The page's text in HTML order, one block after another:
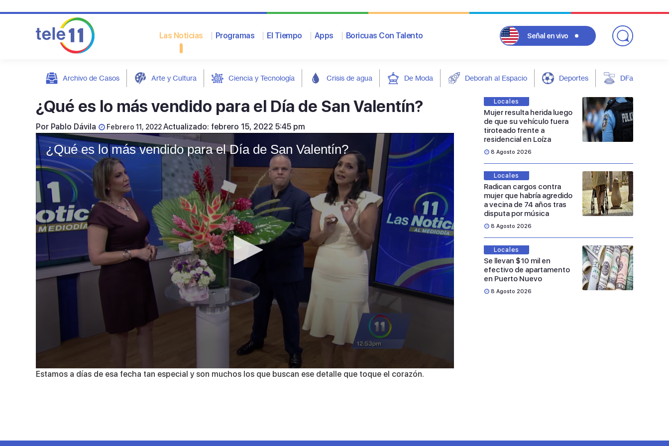
Las Noticias Programas El Tiempo Apps Boricuas Con Talento Señal en vivo
Archivo de Casos Arte y Cultura Ciencia y Tecnología Crisis de agua De Moda Deborah al Espacio Deportes DFarándula
¿Qué es lo más vendido para el Día de San Valentín?
Por Pablo Dávila Febrero 11, 2022Actualizado: febrero 15, 2022 5:45 pm
¿Qué es lo más vendido para el Día de San Valentín?
0
seconds
Estamos a días de esa fecha tan especial y son muchos los que buscan ese detalle que toque el corazón.
Locales
Mujer resulta herida luego
de que su vehículo fuera
tiroteado frente a
residencial en Loíza
8 Agosto 2026
Locales
Radican cargos contra
mujer que habría agredido
a vecina de 74 años tras
disputa por música
8 Agosto 2026
Locales
Se llevan $10 mil en
efectivo de apartamento
en Puerto Nuevo
8 Agosto 2026